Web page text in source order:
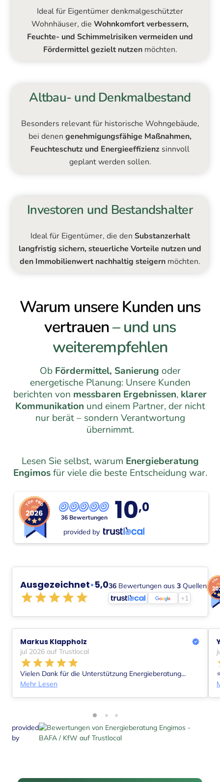
Ideal für Eigentümer denkmalgeschützter
Wohnhäuser, die Wohnkomfort verbessern,
Feuchte- und Schimmelrisiken vermeiden und
Fördermittel gezielt nutzenmöchten.
Altbau- und Denkmalbestand
Besonders relevant für historische Wohngebäude,
bei denen genehmigungsfähige Maßnahmen,
Feuchteschutz und Energieeffizienz sinnvoll
geplant werden sollen.
Investoren und Bestandshalter
Ideal für Eigentümer, die den Substanzerhalt
langfristig sichern, steuerliche Vorteile nutzen und
den Immobilienwert nachhaltig steigern möchten.
Warum unsere Kunden uns
vertrauen– und uns
weiterempfehlen
Ob Fördermittel, Sanierung oder
energetische Planung: Unsere Kunden
berichten von messbaren Ergebnissen, klarer
Kommunikation und einem Partner, der nicht
nur berät – sondern Verantwortung
übernimmt.
Lesen Sie selbst, warum Energieberatung
Engimosfür viele die beste Entscheidung war.
36 Bewertungen 10,0
provided by
Ausgezeichnet•5,036 Bewertungen aus 3 Quellen
+1
Markus Klappholz
jul 2026 auf Trustlocal
Vielen Dank für die Unterstützung Energieberatung...
Mehr Lesen
provided
by